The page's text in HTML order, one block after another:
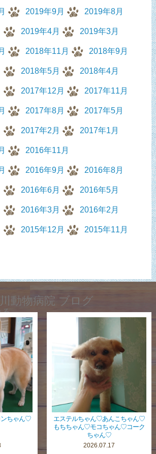
2019年9月 2019年8月
2019年4月 2019年3月
2018年11月 2018年9月
2018年5月 2018年4月
2017年12月 2017年11月
2017年8月 2017年5月
2017年2月 2017年1月
2016年11月
2016年9月 2016年8月
2016年6月 2016年5月
2016年3月 2016年2月
2015年12月 2015年11月
動物病院 ブログ
る
ンちゃん♡
エステルちゃん♡あんこちゃん♡
もちちゃん♡モコちゃん♡コーク
ちゃん♡
2026.07.17